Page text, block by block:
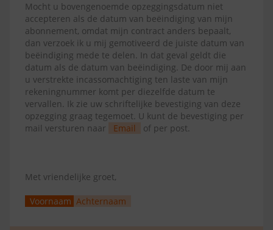
Mocht u bovengenoemde opzeggingsdatum niet
accepteren als de datum van beëindiging van mijn
abonnement, omdat mijn contract anders bepaalt,
dan verzoek ik u mij gemotiveerd de juiste datum van
beëindiging mede te delen. In dat geval geldt die
datum als de datum van beëindiging. De door mij aan
u verstrekte incassomachtiging ten laste van mijn
rekeningnummer komt per diezelfde datum te
vervallen. Ik zie uw schriftelijke bevestiging van deze
opzegging graag tegemoet. U kunt de bevestiging per
mail versturen naar
Email of per post.
Met vriendelijke groet,
Voornaam Achternaam